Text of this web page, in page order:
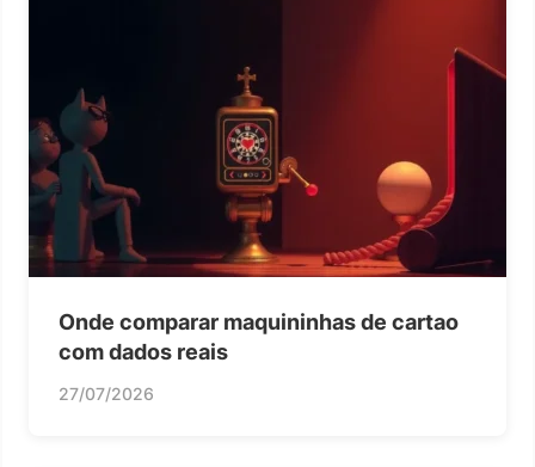
Onde comparar maquininhas de cartao
com dados reais
27/07/2026